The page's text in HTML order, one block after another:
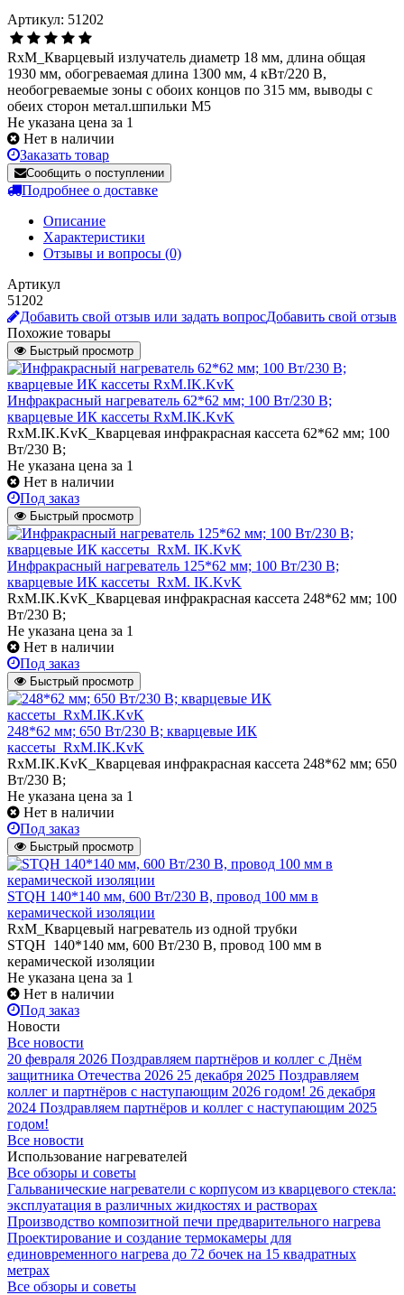
Артикул: 51202
RxM_Кварцевый излучатель диаметр 18 мм, длина общая
1930 мм, обогреваемая длина 1300 мм, 4 кВт/220 В,
необогреваемые зоны с обоих концов по 315 мм, выводы с
обеих сторон метал.шпильки М5
Не указана цена за 1
Нет в наличии
Заказать товар
Сообщить о поступлении
Подробнее о доставке
Описание
Характеристики
Отзывы и вопросы (0)
Артикул
51202
Добавить свой отзыв или задать вопросДобавить свой отзыв
Похожие товары
Быстрый просмотр
Инфракрасный нагреватель 62*62 мм; 100 Вт/230 В;
кварцевые ИК кассеты RxM.IK.KvK
RxM.IK.KvK_Кварцевая инфракрасная кассета 62*62 мм; 100
Вт/230 В;
Не указана цена за 1
Нет в наличии
Под заказ
Быстрый просмотр
Инфракрасный нагреватель 125*62 мм; 100 Вт/230 В;
кварцевые ИК кассеты_RxM. IK.KvK
RxM.IK.KvK_Кварцевая инфракрасная кассета 248*62 мм; 100
Вт/230 В;
Не указана цена за 1
Нет в наличии
Под заказ
Быстрый просмотр
248*62 мм; 650 Вт/230 В; кварцевые ИК
кассеты_RxM.IK.KvK
RxM.IK.KvK_Кварцевая инфракрасная кассета 248*62 мм; 650
Вт/230 В;
Не указана цена за 1
Нет в наличии
Под заказ
Быстрый просмотр
STQH 140*140 мм, 600 Вт/230 В, провод 100 мм в
керамической изоляции
RxM_Кварцевый нагреватель из одной трубки
STQH 140*140 мм, 600 Вт/230 В, провод 100 мм в
керамической изоляции
Не указана цена за 1
Нет в наличии
Под заказ
Новости
Все новости
20 февраля 2026 Поздравляем партнёров и коллег с Днём
защитника Отечества 2026 25 декабря 2025 Поздравляем
коллег и партнёров с наступающим 2026 годом! 26 декабря
2024 Поздравляем партнёров и коллег с наступающим 2025
годом!
Все новости
Использование нагревателей
Все обзоры и советы
Гальванические нагреватели с корпусом из кварцевого стекла:
эксплуатация в различных жидкостях и растворах
Производство композитной печи предварительного нагрева
Проектирование и создание термокамеры для
единовременного нагрева до 72 бочек на 15 квадратных
метрах
Все обзоры и советы